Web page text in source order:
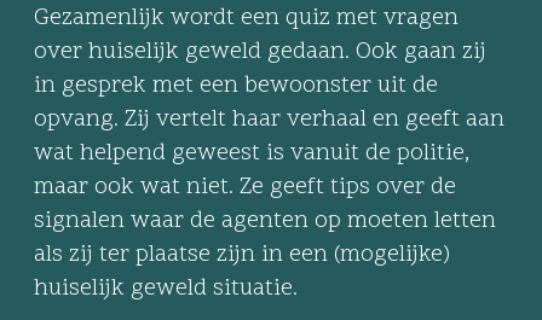
Gezamenlijk wordt een quiz met vragen
over huiselijk geweld gedaan. Ook gaan zij
in gesprek met een bewoonster uit de
opvang. Zij vertelt haar verhaal en geeft aan
wat helpend geweest is vanuit de politie,
maar ook wat niet. Ze geeft tips over de
signalen waar de agenten op moeten letten
als zij ter plaatse zijn in een (mogelijke)
huiselijk geweld situatie.